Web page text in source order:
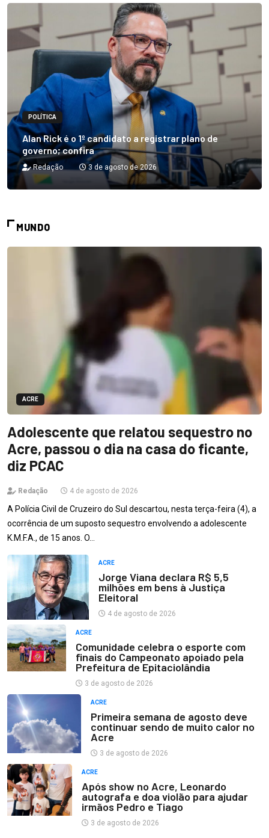
POLÍTICA
Alan Rick é o 1º candidato a registrar plano de
governo; confira
Redação 3 de agosto de 2026
MUNDO
ACRE
Adolescente que relatou sequestro no
Acre, passou o dia na casa do ficante,
diz PCAC
Redação 4 de agosto de 2026
A Polícia Civil de Cruzeiro do Sul descartou, nesta terça-feira (4), a
ocorrência de um suposto sequestro envolvendo a adolescente
K.M.F.A., de 15 anos. O…
ACRE
Jorge Viana declara R$ 5,5
milhões em bens à Justiça
Eleitoral
4 de agosto de 2026
ACRE
Comunidade celebra o esporte com
finais do Campeonato apoiado pela
Prefeitura de Epitaciolândia
3 de agosto de 2026
ACRE
Primeira semana de agosto deve
continuar sendo de muito calor no
Acre
3 de agosto de 2026
ACRE
Após show no Acre, Leonardo
autografa e doa violão para ajudar
irmãos Pedro e Tiago
3 de agosto de 2026